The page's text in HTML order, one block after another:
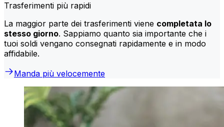
Trasferimenti più rapidi
La maggior parte dei trasferimenti viene completata lo
stesso giorno. Sappiamo quanto sia importante che i
tuoi soldi vengano consegnati rapidamente e in modo
affidabile.
Manda più velocemente